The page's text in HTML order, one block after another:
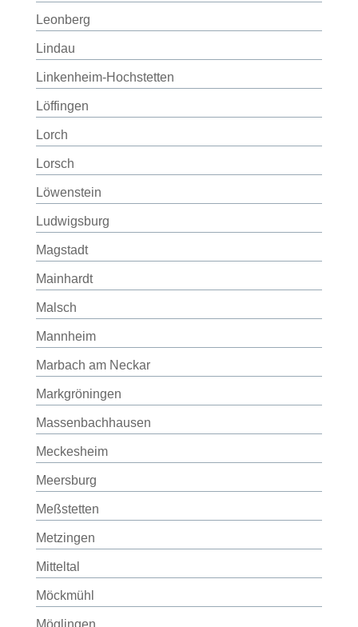
Leonberg
Lindau
Linkenheim-Hochstetten
Löffingen
Lorch
Lorsch
Löwenstein
Ludwigsburg
Magstadt
Mainhardt
Malsch
Mannheim
Marbach am Neckar
Markgröningen
Massenbachhausen
Meckesheim
Meersburg
Meßstetten
Metzingen
Mitteltal
Möckmühl
Möglingen